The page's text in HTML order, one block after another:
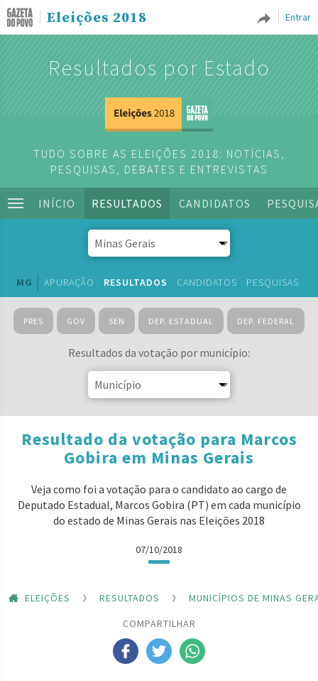
Entrar
Eleições 2018
Resultados por Estado
TUDO SOBRE AS ELEIÇÕES 2018: NOTÍCIAS,
PESQUISAS, DEBATES E ENTREVISTAS
INÍCIO RESULTADOS CANDIDATOS
MG APURAÇÃO RESULTADOS CANDIDATOS PESQUISAS
PRES GOV SEN DEP. ESTADUAL DEP. FEDERAL
Resultados da votação por município:
Resultado da votação para Marcos
Gobira em Minas Gerais
Veja como foi a votação para o candidato ao cargo de
Deputado Estadual, Marcos Gobira (PT) em cada município
do estado de Minas Gerais nas Eleições 2018
07/10/2018
ELEIÇÕES RESULTADOS
MUNICÍPIOS DE MINAS
COMPARTILHAR